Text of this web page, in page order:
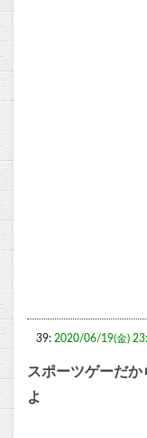
39: 2020/06/19(金)
スポーツゲーだ
よ